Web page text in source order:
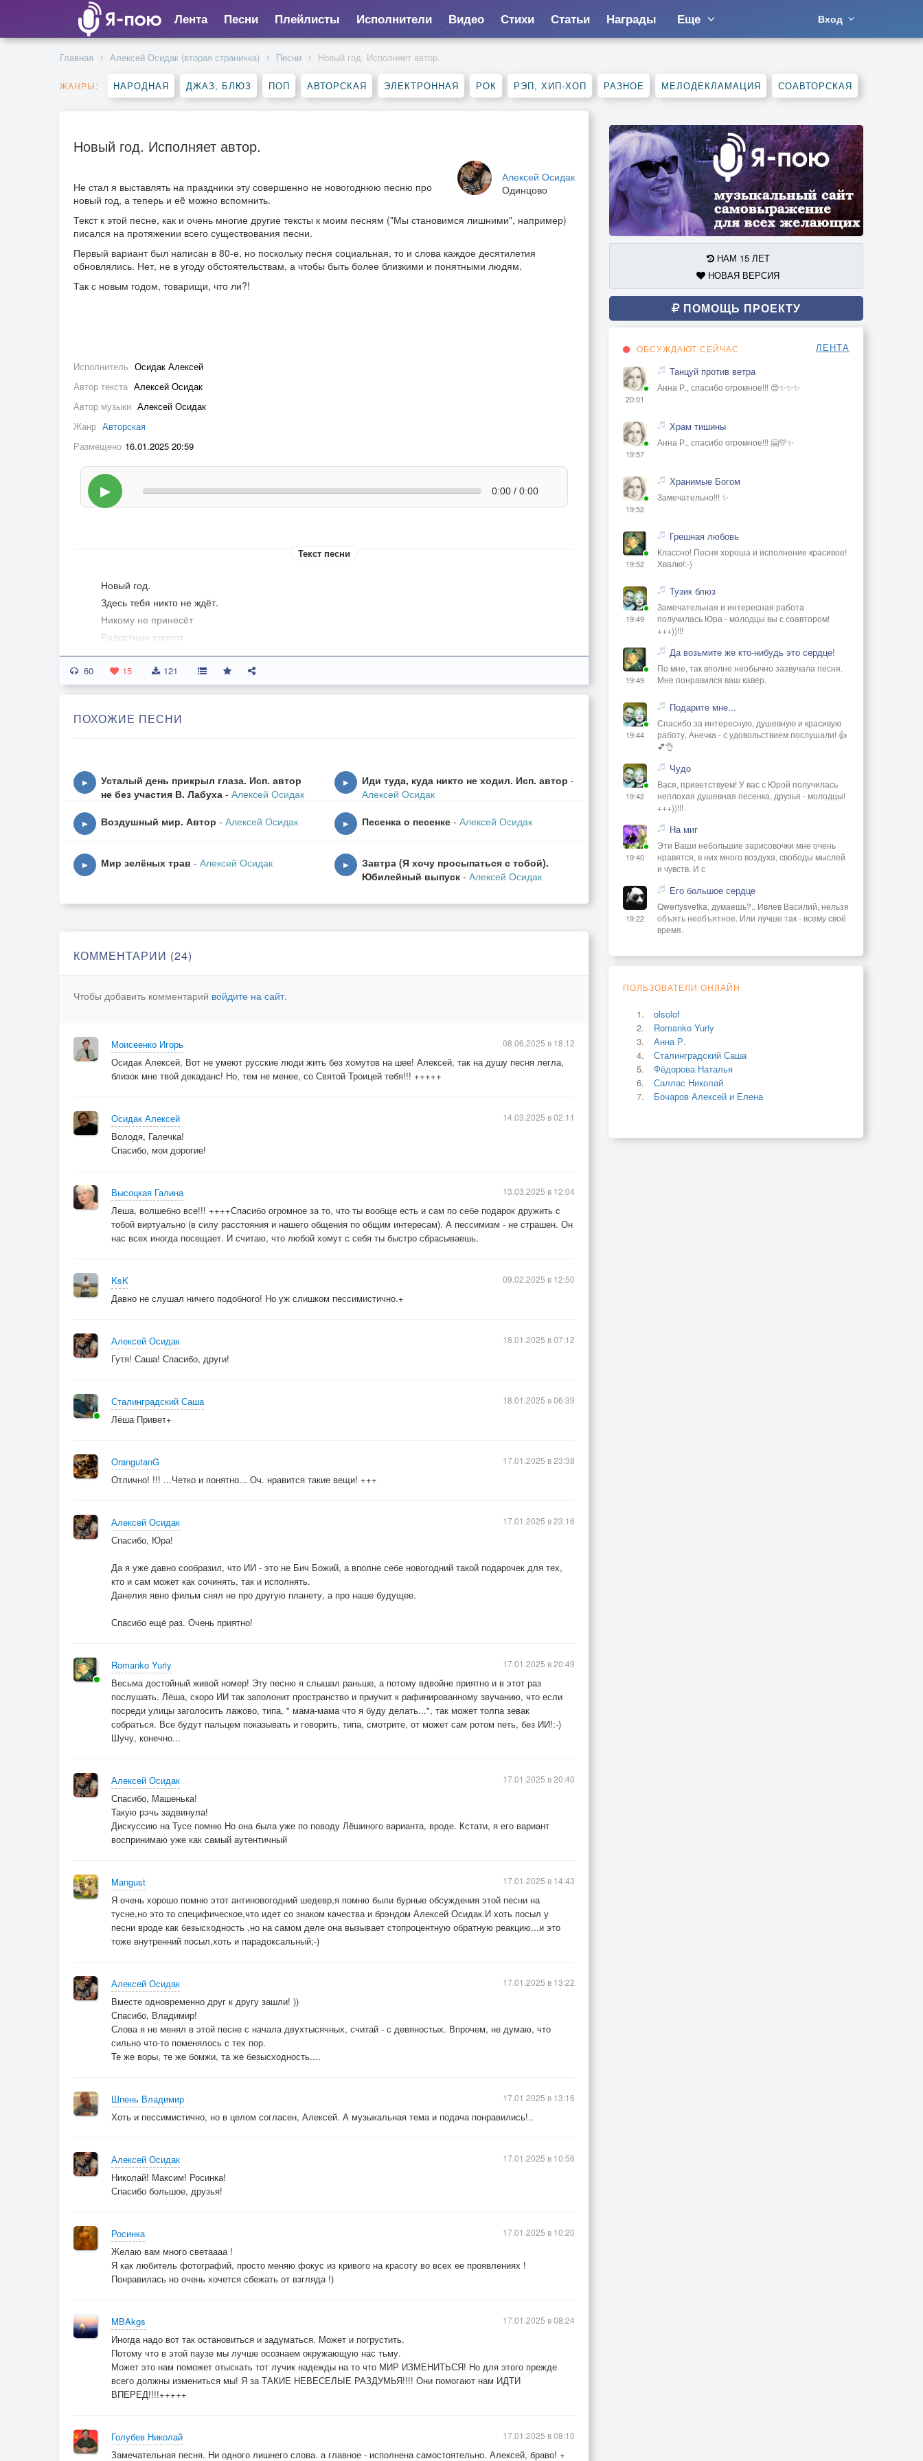
Лента Песни Плейлисты Исполнители Видео Стихи Статьи Награды Еще Вход
Главная Алексей Осидак (вторая страничка) Песни Новый год. Исполняет автор.
ЖАНРЫ: НАРОДНАЯ ДЖАЗ, БЛЮЗ ПОП АВТОРСКАЯ ЭЛЕКТРОННАЯ РОК РЭП, ХИП-ХОП РАЗНОЕ МЕЛОДЕКЛАМАЦИЯ СОАВТОРСКАЯ
Новый год. Исполняет автор.
Алексей Осидак
Одинцово
Не стал я выставлять на праздники эту совершенно не новогоднюю песню про
новый год, а теперь и еë можно вспомнить.
Текст к этой песне, как и очень многие другие тексты к моим песням ("Мы становимся лишними", например)
писался на протяжении всего существования песни.
Первый вариант был написан в 80-е, но поскольку песня социальная, то и слова каждое десятилетия
обновлялись. Нет, не в угоду обстоятельствам, а чтобы быть более близкими и понятными людям.
Так с новым годом, товарищи, что ли?!
Исполнитель Осидак Алексей
Автор текста Алексей Осидак
Автор музыки Алексей Осидак
Жанр Авторская
Размещено 16.01.2025 20:59
▶ 0:00 / 0:00
Текст песни
Новый год.
Здесь тебя никто не ждёт.
Никому не принесёт
Радостных хлопот
Этот Новый год.
День за днём
Мы с тобой чего-то ждём,
Припев
Здесь в грязи грехов погряз Арбат:
Ножи бомжей,
Ждать конца обид и бед.
Сквозь туман побед.
А на дворе
Лучше сразу факелом сгореть,
Чем десятки лет
Ждать в норе рассвет.
Припев
Здесь не будет жизни никогда
Урод родился,
чтоб страдать,
Святые мученики
3-ий куплет
Рояль. На кухне валенки.
Я был когда-то маленьким.
- Вдруг песок в глаза.
Мы очень быстро успокоились,
Но и там и тут
Ищут шеи свой хомут.
60 15 121
ПОХОЖИЕ ПЕСНИ
▶
Усталый день прикрыл глаза. Исп. автор
не без участия В. Лабуха - Алексей Осидак
▶ Иди туда, куда никто не ходил. Исп. автор -
Алексей Осидак
▶ Воздушный мир. Автор - Алексей Осидак ▶ Песенка о песенке - Алексей Осидак
▶ Мир зелёных трав - Алексей Осидак ▶
Завтра (Я хочу просыпаться с тобой).
Юбилейный выпуск - Алексей Осидак
КОММЕНТАРИИ (24)
Чтобы добавить комментарий войдите на сайт.
Моисеенко Игорь
Осидак Алексей, Вот не умеют русские люди жить без хомутов на шее! Алексей, так на душу песня легла,
близок мне твой декаданс! Но, тем не менее, со Святой Троицей тебя!!! +++++
08.06.2025 в 18:12
Осидак Алексей
Володя, Галечка!
Спасибо, мои дорогие!
14.03.2025 в 02:11
Высоцкая Галина
Леша, волшебно все!!! ++++Спасибо огромное за то, что ты вообще есть и сам по себе подарок дружить с
тобой виртуально (в силу расстояния и нашего общения по общим интересам). А пессимизм - не страшен. Он
нас всех иногда посещает. И считаю, что любой хомут с себя ты быстро сбрасываешь.
13.03.2025 в 12:04
KsK
Давно не слушал ничего подобного! Но уж слишком пессимистично.+
09.02.2025 в 12:50
Алексей Осидак
Гутя! Саша! Спасибо, други!
18.01.2025 в 07:12
Сталинградский Саша
Лёша Привет+
18.01.2025 в 06:39
OrangutanG
Отлично! !!! ...Четко и понятно... Оч. нравится такие вещи! +++
17.01.2025 в 23:38
Алексей Осидак
Спасибо, Юра!
Да я уже давно сообразил, что ИИ - это не Бич Божий, а вполне себе новогодний такой подарочек для тех,
кто и сам может как сочинять, так и исполнять.
Данелия явно фильм снял не про другую планету, а про наше будущее.
Спасибо ещё раз. Очень приятно!
17.01.2025 в 23:16
Romanko Yuriy
Весьма достойный живой номер! Эту песню я слышал раньше, а потому вдвойне приятно и в этот раз
послушать. Лёша, скоро ИИ так заполонит пространство и приучит к рафинированному звучанию, что если
посреди улицы заголосить лажово, типа, " мама-мама что я буду делать...", так может толпа зевак
собраться. Все будут пальцем показывать и говорить, типа, смотрите, от может сам ротом петь, без ИИ!:-)
Шучу, конечно...
17.01.2025 в 20:49
Алексей Осидак
Спасибо, Машенька!
Такую рэчь задвинула!
Дискуссию на Тусе помню Но она была уже по поводу Лëшиного варианта, вроде. Кстати, я его вариант
воспринимаю уже как самый аутентичный
17.01.2025 в 20:40
Mangust
Я очень хорошо помню этот антиновогодний шедевр,я помню были бурные обсуждения этой песни на
тусне,но это то специфическое,что идет со знаком качества и брэндом Алексей Осидак.И хоть посыл у
песни вроде как безысходность ,но на самом деле она вызывает стопроцентную обратную реакцию...и это
тоже внутренний посыл,хоть и парадоксальный;-)
17.01.2025 в 14:43
Алексей Осидак
Вместе одновременно друг к другу зашли! ))
Спасибо, Владимир!
Слова я не менял в этой песне с начала двухтысячных, считай - с девяностых. Впрочем, не думаю, что
сильно что-то поменялось с тех пор.
Те же воры, те же бомжи, та же безысходность....
17.01.2025 в 13:22
Шпень Владимир
Хоть и пессимистично, но в целом согласен, Алексей. А музыкальная тема и подача понравились!..
17.01.2025 в 13:16
Алексей Осидак
Николай! Максим! Росинка!
Спасибо большое, друзья!
17.01.2025 в 10:56
Росинка
Желаю вам много светаааа !
Я как любитель фотографий, просто меняю фокус из кривого на красоту во всех ее проявлениях !
Понравилась но очень хочется сбежать от взгляда !)
17.01.2025 в 10:20
MBAkgs
Иногда надо вот так остановиться и задуматься. Может и погрустить.
Потому что в этой паузе мы лучше осознаем окружающую нас тьму.
Может это нам поможет отыскать тот лучик надежды на то что МИР ИЗМЕНИТЬСЯ! Но для этого прежде
всего должны измениться мы! Я за ТАКИЕ НЕВЕСЕЛЫЕ РАЗДУМЬЯ!!!! Они помогают нам ИДТИ
ВПЕРЕД!!!!+++++
17.01.2025 в 08:24
Голубев Николай
Замечательная песня. Ни одного лишнего слова. а главное - исполнена самостоятельно. Алексей, браво! +
17.01.2025 в 08:10
НАМ 15 ЛЕТ
НОВАЯ ВЕРСИЯ
ПОМОЩЬ ПРОЕКТУ
ОБСУЖДАЮТ СЕЙЧАС ЛЕНТА
20:01
Танцуй против ветра
Анна Р., спасибо огромное!!! 😍✨✨✨
19:57
Храм тишины
Анна Р., спасибо огромное!!! 🤗💛✨
19:52
Хранимые Богом
Замечательно!!! ✨
19:52
Грешная любовь
Классно! Песня хороша и исполнение красивое!
Хвалю!:-)
19:49
Тузик блюз
Замечательная и интересная работа
получилась Юра - молодцы вы с соавтором!
+++))!!!
19:49
Да возьмите же кто-нибудь это сердце!
По мне, так вполне необычно зазвучала песня.
Мне понравился ваш кавер.
19:44
Подарите мне...
Спасибо за интересную, душевную и красивую
работу, Анечка - с удовольствием послушали! 👍
💕👌
19:42
Чудо
Вася, приветствуем! У вас с Юрой получилась
неплохая душевная песенка, друзья - молодцы!
+++))!!!
19:40
На миг
Эти Ваши небольшие зарисовочки мне очень
нравятся, в них много воздуха, свободы мыслей
и чувств. И с
19:22
Его большое сердце
Qwertysvetka, думаешь?.. Ивлев Василий, нельзя
объять необъятное. Или лучше так - всему своё
время.
ПОЛЬЗОВАТЕЛИ ОНЛАЙН
olsolof
Romanko Yuriy
Анна Р.
Сталинградский Саша
Фёдорова Наталья
Саллас Николай
Бочаров Алексей и Елена